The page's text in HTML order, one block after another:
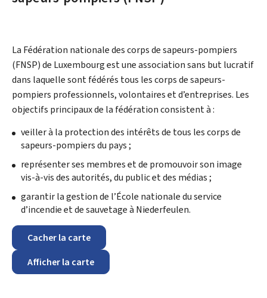
La Fédération nationale des corps de sapeurs-pompiers
(FNSP) de Luxembourg est une association sans but lucratif
dans laquelle sont fédérés tous les corps de sapeurs-
pompiers professionnels, volontaires et d’entreprises. Les
objectifs principaux de la fédération consistent à :
veiller à la protection des intérêts de tous les corps de
sapeurs-pompiers du pays ;
représenter ses membres et de promouvoir son image
vis-à-vis des autorités, du public et des médias ;
garantir la gestion de l’École nationale du service
d’incendie et de sauvetage à Niederfeulen.
Cacher la carte
Afficher la carte